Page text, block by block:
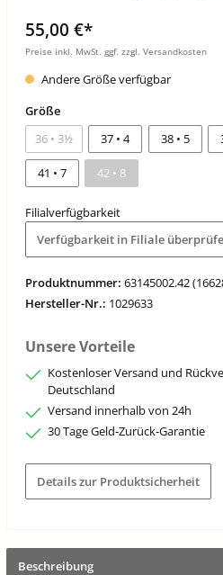
55,00 €*
Preise inkl. MwSt. ggf. zzgl. Versandkosten
Andere Größe verfügbar
Größe
36 • 3½
37 • 4 38 • 5
41 • 7 42 • 8
Filialverfügbarkeit
Verfügbarkeit in Filiale
Produktnummer: 63145002.42
Hersteller-Nr.: 1029633
Unsere Vorteile
Kostenloser Versand und
Deutschland
Versand innerhalb von 24h
30 Tage Geld-Zurück-Garantie
Details zur Produktsicherheit
Beschreibung